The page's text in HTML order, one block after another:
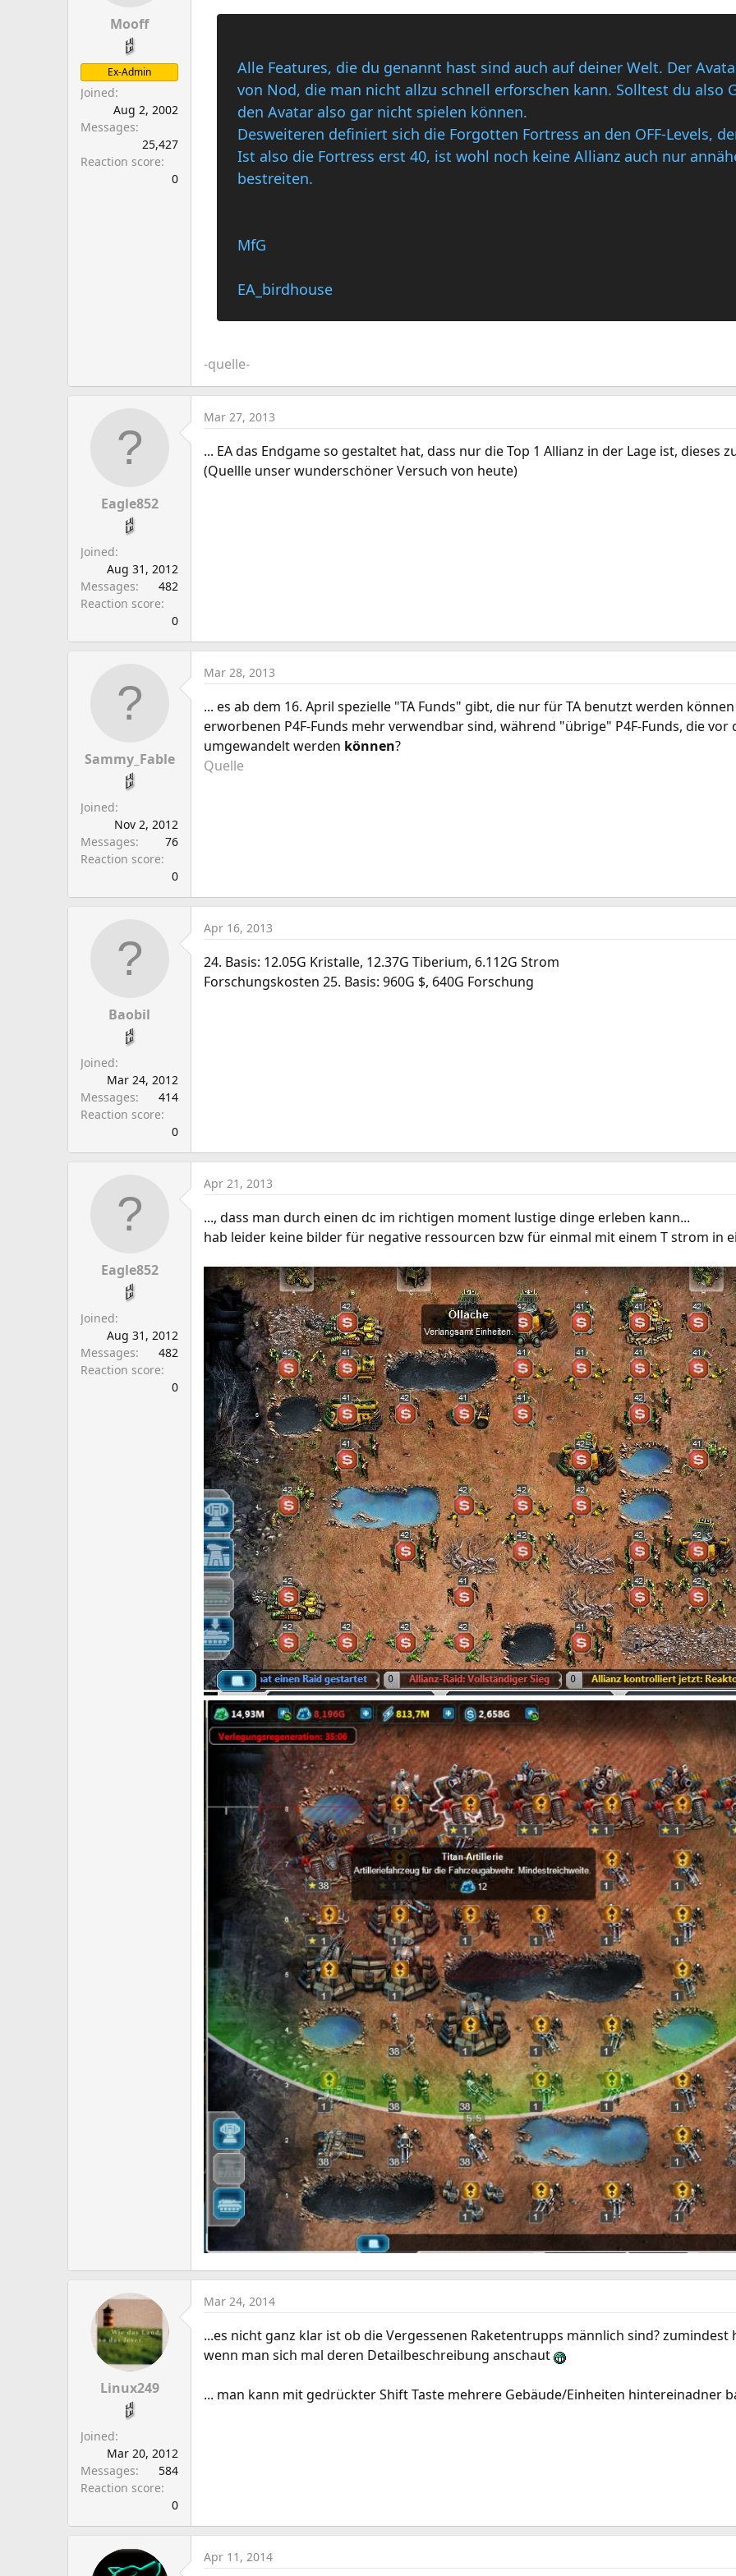
Mooff
Ex-Admin
Joined
Aug 2, 2002
Messages
25,427
Reaction score
0
Alle Features, die du genannt hast sind auch auf deiner Welt. Der
von Nod, die man nicht allzu schnell erforschen kann. Solltest du also
den Avatar also gar nicht spielen können.
Desweiteren definiert sich die Forgotten Fortress an den OFF-Levels,
Ist also die Fortress erst 40, ist wohl noch keine Allianz auch nur
bestreiten.
MfG
EA_birdhouse
-quelle-
Eagle852
Joined
Aug 31, 2012
Messages
482
Reaction score
0
Mar 27, 2013
... EA das Endgame so gestaltet hat, dass nur die Top 1 Allianz in der Lage ist, dieses
(Quellle unser wunderschöner Versuch von heute)
Sammy_Fable
Joined
Nov 2, 2012
Messages
76
Reaction score
0
Mar 28, 2013
... es ab dem 16. April spezielle "TA Funds" gibt, die nur für TA benutzt werden
erworbenen P4F-Funds mehr verwendbar sind, während "übrige" P4F-Funds, die vor
umgewandelt werden können?
Quelle
Baobil
Joined
Mar 24, 2012
Messages
414
Reaction score
0
Apr 16, 2013
24. Basis: 12.05G Kristalle, 12.37G Tiberium, 6.112G Strom
Forschungskosten 25. Basis: 960G $, 640G Forschung
Eagle852
Joined
Aug 31, 2012
Messages
482
Reaction score
0
Apr 21, 2013
..., dass man durch einen dc im richtigen moment lustige dinge erleben kann...
hab leider keine bilder für negative ressourcen bzw für einmal mit einem T strom in
Linux249
Joined
Mar 20, 2012
Messages
584
Reaction score
0
Mar 24, 2014
...es nicht ganz klar ist ob die Vergessenen Raketentrupps männlich sind?
wenn man sich mal deren Detailbeschreibung anschaut
... man kann mit gedrückter Shift Taste mehrere Gebäude/Einheiten hintereinadner
Apr 11, 2014